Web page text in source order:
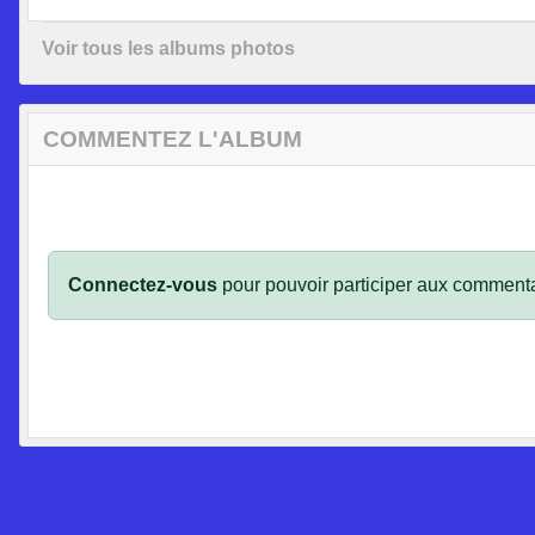
Voir tous les albums photos
COMMENTEZ L'ALBUM
Connectez-vous pour pouvoir participer aux